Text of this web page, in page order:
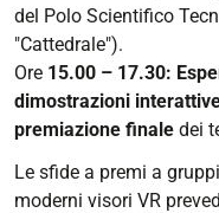
del Polo Scientifico
"Cattedrale").
Ore 15.00 – 17.30:
dimostrazioni
premiazione finale dei
Le sfide a premi a
moderni visori VR